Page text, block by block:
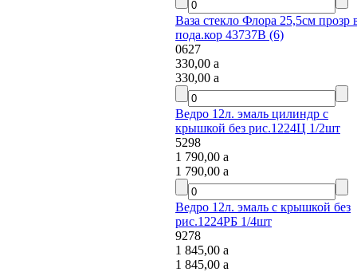
Ваза стекло Флора 25,5см прозр в
пода.кор 43737В (6)
0627
330,00a
330,00a
Ведро 12л. эмаль цилиндр с
крышкой без рис.1224Ц 1/2шт
5298
1 790,00a
1 790,00a
Ведро 12л. эмаль с крышкой без
рис.1224РБ 1/4шт
9278
1 845,00a
1 845,00a